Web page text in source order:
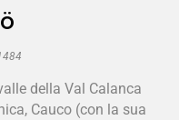
della Val Calanca
Cauco (con la sua